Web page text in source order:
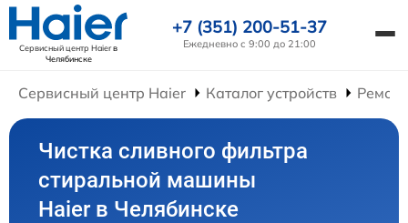
Сервисный центр Haierв
Челябинске
+7 (351) 200-51-37
Ежедневно с 9:00 до 21:00
Сервисный центр Haier Каталог устройств
Чистка сливного фильтра
стиральной машины
Haier в Челябинске